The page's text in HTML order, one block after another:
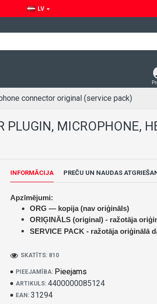
LV
connector original (service pack)
MICROPHONE,
INFORMĀCIJA PREČU UN NAUDAS
Apzīmējumi:
ORG — kopija (nav oriģināls)
ORIĢINĀLS (original) - ražotāja
SERVICE PACK - ražotāja oriģinālā
PIEEJAMĪBA: Pieejams
ARTIKULS: 4400000085124
EAN: 31294
SKATĪTS: 810